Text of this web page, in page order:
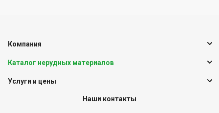
Компания
Каталог нерудных материалов
Услуги и цены
Наши контакты